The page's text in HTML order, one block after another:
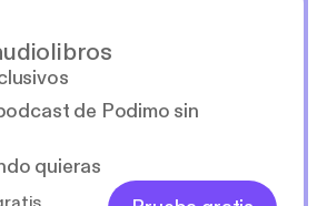
de Podimo sin
quieras